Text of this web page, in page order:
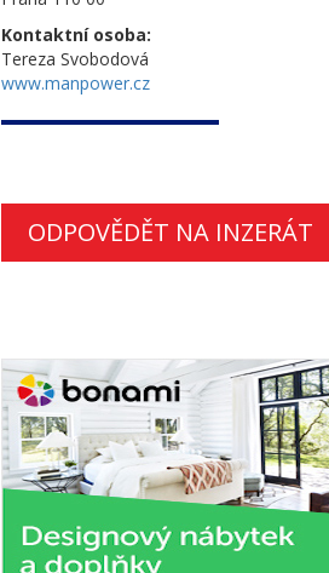
Kontaktní osoba:
Tereza Svobodová
www.manpower.cz
ODPOVĚDĚT NA INZERÁT